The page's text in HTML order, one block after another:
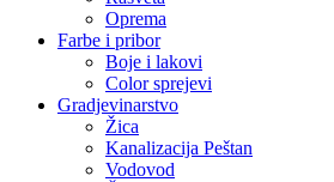
Oprema
Farbe i pribor
Boje i lakovi
Color sprejevi
Gradjevinarstvo
Žica
Kanalizacija Peštan
Vodovod